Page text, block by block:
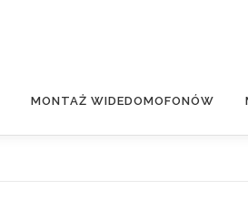
MONTAŻ WIDEDOMOFONÓW